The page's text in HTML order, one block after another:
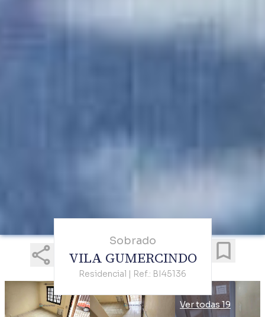
Sobrado
VILA GUMERCINDO
Residencial | Ref.: BI45136
Ver todas 19